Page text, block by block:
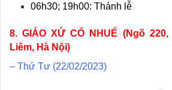
06h30; 19h00: Thánh lễ
8. GIÁO XỨ CỔ NHUẾ (Ngõ
Liêm, Hà Nội)
– Thứ Tư (22/02/2023)